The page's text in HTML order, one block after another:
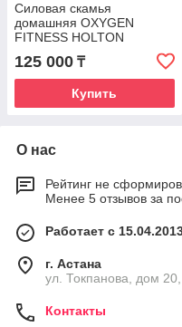
Силовая скамья
домашняя OXYGEN
FITNESS HOLTON
125 000 ₸
Купить
О нас
Рейтинг не
Менее 5 отзывов за
Работает с
г. Астана
ул. Токпанова, дом
Контакты